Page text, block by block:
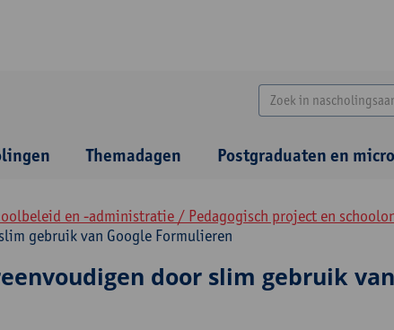
Themadagen Postgraduaten en
en -administratie / Pedagogisch project en
gebruik van Google Formulieren
door slim gebruik